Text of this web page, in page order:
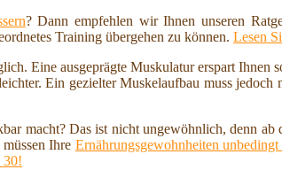
? Dann empfehlen wir Ihnen unseren
Training übergehen zu können. Lesen
Eine ausgeprägte Muskulatur erspart Ihnen
Ein gezielter Muskelaufbau muss jedoch
macht? Das ist nicht ungewöhnlich, denn
Ihre Ernährungsgewohnheiten
30!